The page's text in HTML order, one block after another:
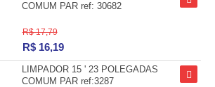
COMUM PAR ref: 30682
R$ 17,79
R$ 16,19
LIMPADOR 15 ' 23 POLEGADAS
COMUM PAR ref:3287